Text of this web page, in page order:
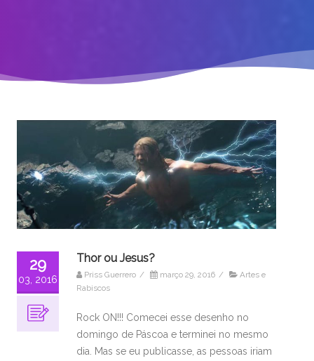
29
03, 2016
Thor ou Jesus?
Priss Guerrero / março 29, 2016 /
Artes e
Rabiscos
Rock ON!!! Comecei esse desenho no
domingo de Páscoa e terminei no mesmo
dia. Mas se eu publicasse, as pessoas iriam